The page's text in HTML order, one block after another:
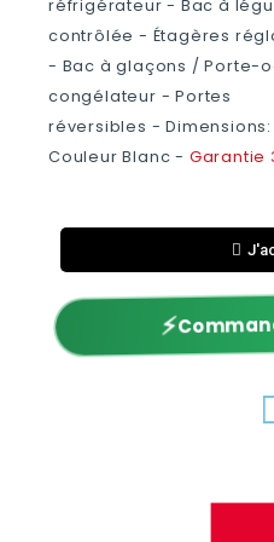
réfrigérateur - Bac à
contrôlée - Étagères
- Bac à glaçons / Porte-
congélateur -Portes
réversibles -Dimensions:
Couleur Blanc - Garantie
⚡